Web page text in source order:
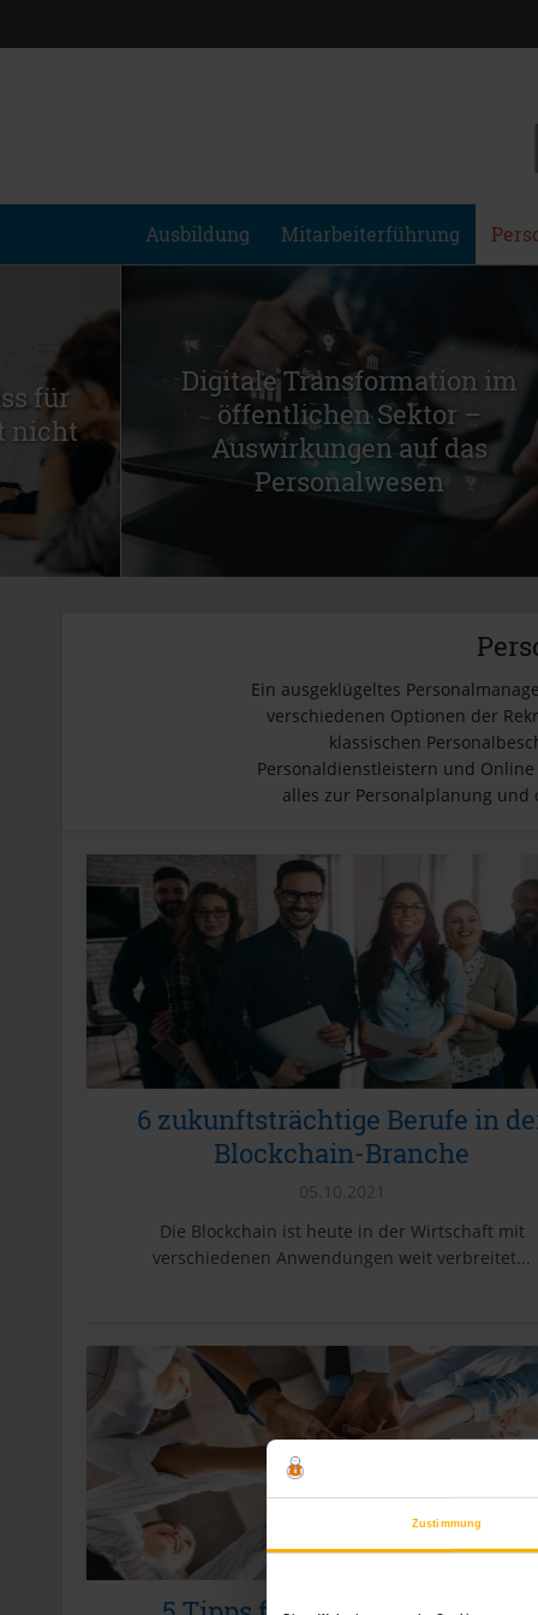
Zustimmung
Ausbildung Mitarbeiterführung
für
nicht
Digitale Transformation im
öffentlichen Sektor –
Auswirkungen auf das
Personalwesen
Ein ausgeklügeltes
verschiedenen Optionen der
klassischen
Personaldienstleistern und
alles zur Personalplanung
6 zukunftsträchtige Berufe in
Blockchain-Branche
05.10.2021
Die Blockchain ist heute in der Wirtschaft mit
verschiedenen Anwendungen weit verbreitet...